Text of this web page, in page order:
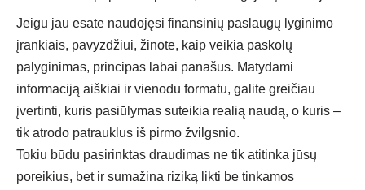
Jeigu jau esate naudojęsi finansinių paslaugų lyginimo
įrankiais, pavyzdžiui, žinote, kaip veikia paskolų
palyginimas, principas labai panašus. Matydami
informaciją aiškiai ir vienodu formatu, galite greičiau
įvertinti, kuris pasiūlymas suteikia realią naudą, o kuris –
tik atrodo patrauklus iš pirmo žvilgsnio.
Tokiu būdu pasirinktas draudimas ne tik atitinka jūsų
poreikius, bet ir sumažina riziką likti be tinkamos